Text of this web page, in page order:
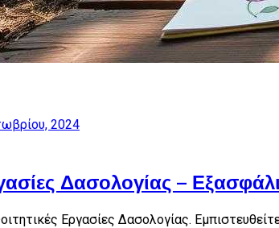
2024
Δασολογίας –
Εργασίες Δασολογίας.